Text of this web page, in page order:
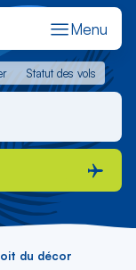
Menu
Statut des vols
Statut des vols
du décor